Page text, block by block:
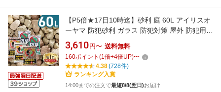
【P5倍★17日10時迄】砂利 庭 60L アイリスオ
ーヤマ 防犯砂利 ガラス 防犯対策 屋外 防犯用品
防草砂利 雑草対策 ガーデニング 冷害の予防 じ
ゃり 砂利石 庭砂利 茶 グレー ピンク 3色ミック
ス 大粒 防犯防草のジャリ *
3,610 円〜 送料無料
160ポイント (1倍+4倍UP)〜
4.38(728件)
ランキング入賞
14:00までの注文で最短8/8(翌日)お届け